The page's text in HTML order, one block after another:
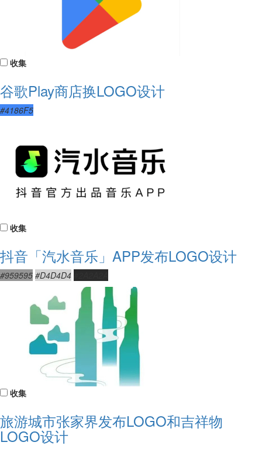
收集
谷歌Play商店换LOGO设计
#4186F5
收集
抖音「汽水音乐」APP发布LOGO设计
#959595 #D4D4D4
收集
旅游城市张家界发布LOGO和吉祥物
LOGO设计